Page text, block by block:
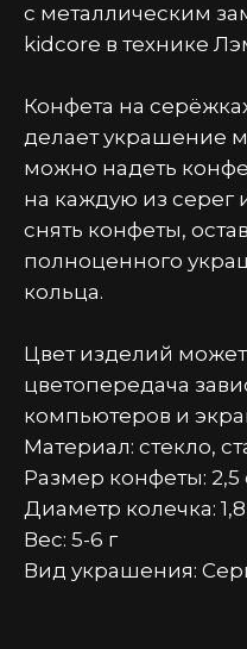
с металлическим
kidcore в технике
Конфета на
делает украшение
можно надеть
на каждую из
снять конфеты,
полноценного
кольца.
Цвет изделий может
цветопередача
компьютеров и
Материал: стекло,
Размер конфеты: 2,5
Диаметр колечка:
Вес: 5-6 г
Вид украшения: